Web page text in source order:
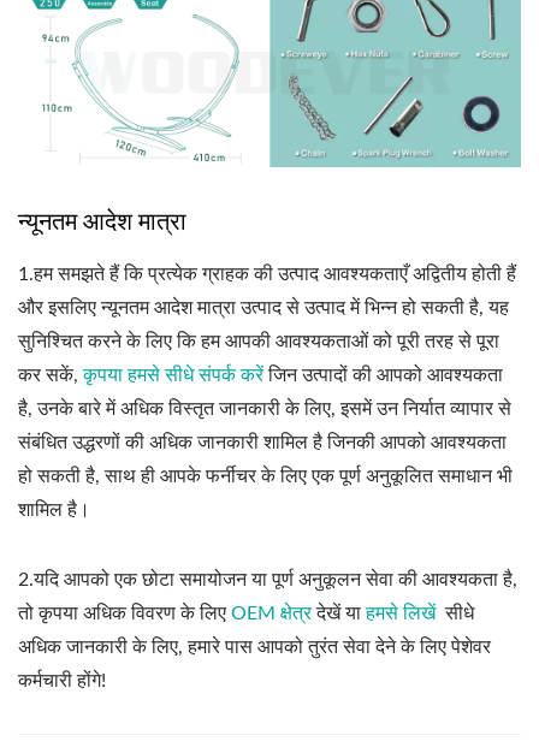
न्यूनतम आदेश मात्रा
1.हम समझते हैं कि प्रत्येक ग्राहक की उत्पाद आवश्यकताएँ अद्वितीय होती हैं
और इसलिए न्यूनतम आदेश मात्रा उत्पाद से उत्पाद में भिन्न हो सकती है, यह
सुनिश्चित करने के लिए कि हम आपकी आवश्यकताओं को पूरी तरह से पूरा
कर सकें,कृपया हमसे सीधे संपर्क करेंजिन उत्पादों की आपको आवश्यकता
है, उनके बारे में अधिक विस्तृत जानकारी के लिए, इसमें उन निर्यात व्यापार से
संबंधित उद्धरणों की अधिक जानकारी शामिल है जिनकी आपको आवश्यकता
हो सकती है, साथ ही आपके फर्नीचर के लिए एक पूर्ण अनुकूलित समाधान भी
शामिल है।
2.यदि आपको एक छोटा समायोजन या पूर्ण अनुकूलन सेवा की आवश्यकता है,
तो कृपया अधिक विवरण के लिए OEM क्षेत्रदेखें याहमसे लिखें सीधे
अधिक जानकारी के लिए, हमारे पास आपको तुरंत सेवा देने के लिए पेशेवर
कर्मचारी होंगे!